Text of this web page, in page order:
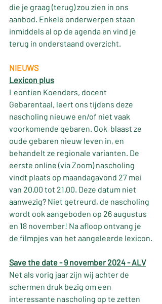
die je graag (terug) zou zien in ons
aanbod. Enkele onderwerpen staan
inmiddels al op de agenda en vind je
terug in onderstaand overzicht.
NIEUWS
Lexicon plus
Leontien Koenders, docent
Gebarentaal, leert ons tijdens deze
nascholing nieuwe en/of niet vaak
voorkomende gebaren. Ook  blaast ze
oude gebaren nieuw leven in, en
behandelt ze regionale varianten. De
eerste online (via Zoom) nascholing
vindt plaats op maandagavond 27 mei
van 20.00 tot 21.00. Deze datum niet
aanwezig? Niet getreurd, de nascholing
wordt ook aangeboden op 26 augustus
en 18 november! Na afloop ontvang je
de filmpjes van het aangeleerde lexicon.
Save the date - 9 november 2024 - ALV
Net als vorig jaar zijn wij achter de
schermen druk bezig om een
interessante nascholing op te zetten